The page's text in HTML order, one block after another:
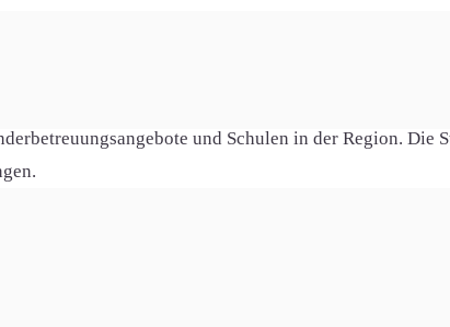
Bayern mit ungefähr 8.500 Einwohnern. Die
an Freizeitaktivitäten und Sportmöglichkeiten. Hier
und Schulen in der Region. Die
Internet-Ausbau investiert. Die Gemeinde verfügt
bietet. Diese leistungsfähige Infrastruktur ist
E-Commerce und E-Learning unterstützt.